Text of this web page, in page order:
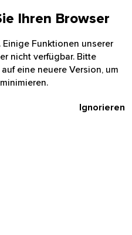
Ihren Browser
Funktionen unserer
nicht verfügbar. Bitte
eine neuere Version, um
Ignorieren